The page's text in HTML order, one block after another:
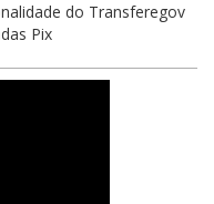
do Transferegov
Pix